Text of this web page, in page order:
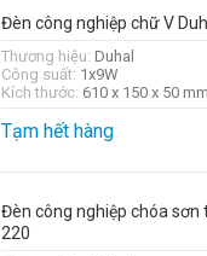
Đèn công nghiệp chữ V
Thương hiệu: Duhal
Công suất: 1x9W
Kích thước: 610 x 150 x 50 mm
Tạm hết hàng
Đèn công nghiệp chóa sơn
220